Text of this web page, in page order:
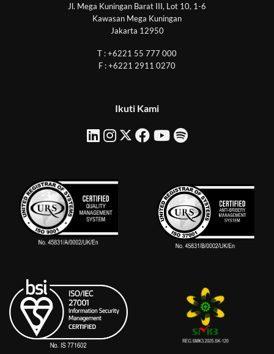
Jl. Mega Kuningan Barat III, Lot 10, 1-6
Kawasan Mega Kuningan
Jakarta 12950
T : +6221 55 777 000
F : +6221 2911 0270
Ikuti Kami